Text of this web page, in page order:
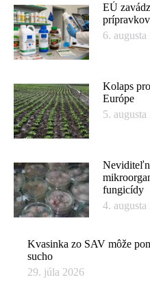
EÚ
6. augusta
Kolaps
Európe
5. augusta
fungicídy
4. augusta
Kvasinka zo SAV môže
sucho
29. júla 2026